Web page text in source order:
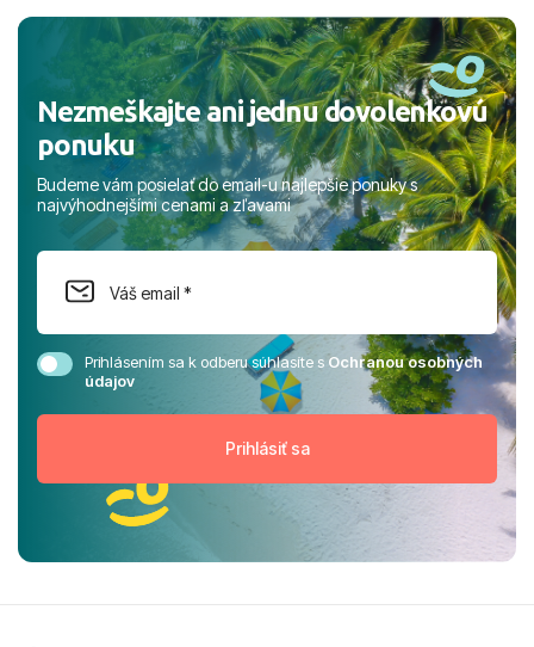
Nezmeškajte ani jednu dovolenkovú
ponuku
Budeme vám posielať do email-u najlepšie ponuky s
najvýhodnejšími cenami a zľavami
Prihlásením sa k odberu súhlasíte sOchranou osobných
údajov